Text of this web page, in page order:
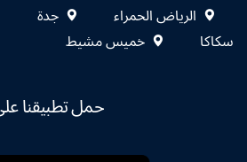
الرياض الحمراء جدة
سكاكا
خميس مشيط
حمل تطبيقنا على